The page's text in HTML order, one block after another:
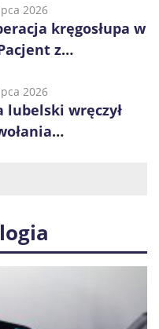
piersi
2026
kręgosłupa w
z
dnia
2026
lubelski wręczył